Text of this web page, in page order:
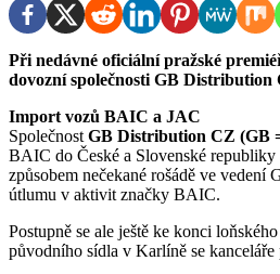
Při nedávné oficiální pražské premiéře čínských automobilů značky JAC se poprvé prezentoval také management
dovozní společnosti GB
Import vozů BAIC a JAC
Společnost GB Distribution CZ (GB
BAIC do České a Slovenské
způsobem nečekané rošádě ve
útlumu v aktivit značky BAIC.
Postupně se ale ještě ke konci
původního sídla v Karlíně se